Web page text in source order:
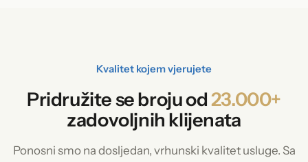
Kvalitet kojem vjerujete
Pridružite se broju od23.000+
zadovoljnih klijenata
Ponosni smo na dosljedan, vrhunski kvalitet usluge. Sa